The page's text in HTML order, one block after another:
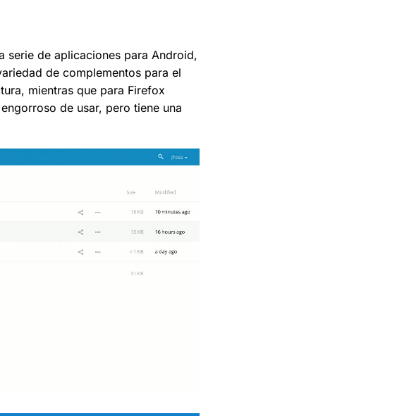
serie de aplicaciones para Android,
de complementos para el
mientras que para Firefox
de usar, pero tiene una